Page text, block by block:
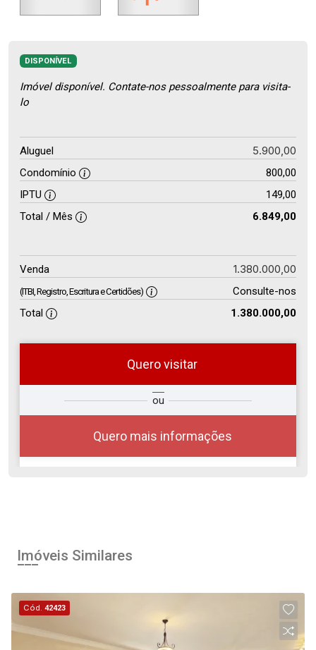
DISPONÍVEL
Imóvel disponível. Contate-nos pessoalmente para visita-
lo
Aluguel 5.900,00
Condomínio
800,00
IPTU
149,00
Total / Mês
6.849,00
Venda 1.380.000,00
(ITBI, Registro, Escritura e Certidões)
Consulte-nos
Total
1.380.000,00
Quero visitar
ou
Quero mais informações
Deseja
Comprar
ou
Alugar
?
Imóveis Similares
Cód.42423